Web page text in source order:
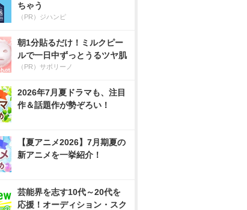
ちゃう
（PR）ジハンピ
朝1分貼るだけ！ミルクピー
ルで一日中ずっとうるツヤ肌
（PR）サボリーノ
2026年7月夏ドラマも、注目
作＆話題作が勢ぞろい！
【夏アニメ2026】7月期夏の
新アニメを一挙紹介！
芸能界を志す10代～20代を
応援！オーディション・スク